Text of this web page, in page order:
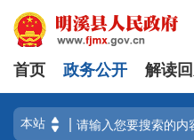
首页 政务公开 解读